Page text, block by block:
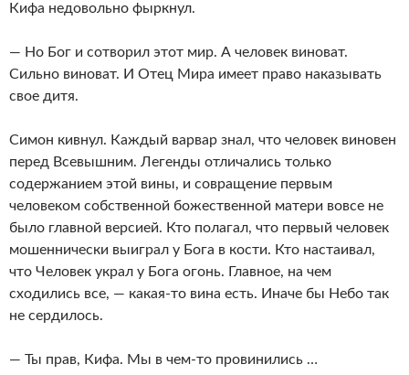
Кифа недовольно фыркнул.
— Но Бог и сотворил этот мир. А человек виноват.
Сильно виноват. И Отец Мира имеет право наказывать
свое дитя.
Симон кивнул. Каждый варвар знал, что человек виновен
перед Всевышним. Легенды отличались только
содержанием этой вины, и совращение первым
человеком собственной божественной матери вовсе не
было главной версией. Кто полагал, что первый человек
мошеннически выиграл у Бога в кости. Кто настаивал,
что Человек украл у Бога огонь. Главное, на чем
сходились все, — какая-то вина есть. Иначе бы Небо так
не сердилось.
— Ты прав, Кифа. Мы в чем-то провинились …